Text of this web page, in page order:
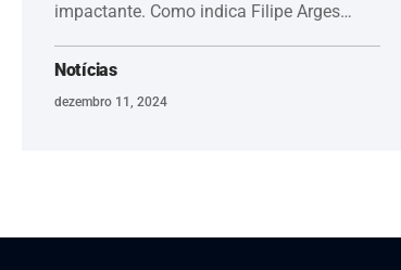
impactante. Como indica Filipe Arges…
Notícias
dezembro 11, 2024